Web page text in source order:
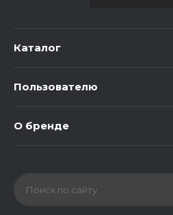
Каталог
Пользователю
О бренде